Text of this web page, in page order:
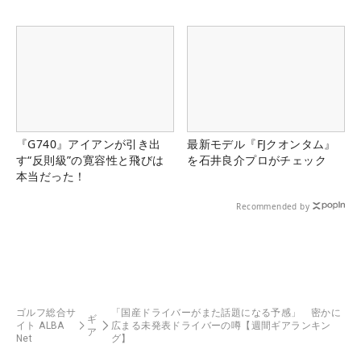
『G740』アイアンが引き出
す“反則級”の寛容性と飛びは
本当だった！
最新モデル『FJクオンタム』
を石井良介プロがチェック
Recommended by
ゴルフ総合サ
イト ALBA
Net
ギ
ア
「国産ドライバーがまた話題になる予感」 密かに
広まる未発表ドライバーの噂【週間ギアランキン
グ】